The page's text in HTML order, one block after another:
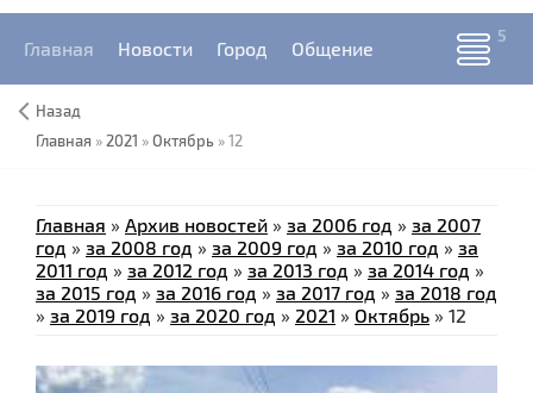
Главная Новости Город Общение
Назад
Главная » 2021 »Октябрь »12
Главная » Архив новостей » за 2006 год » за 2007
год » за 2008 год » за 2009 год » за 2010 год » за
2011 год » за 2012 год » за 2013 год » за 2014 год »
за 2015 год » за 2016 год » за 2017 год » за 2018 год
» за 2019 год » за 2020 год » 2021 » Октябрь » 12